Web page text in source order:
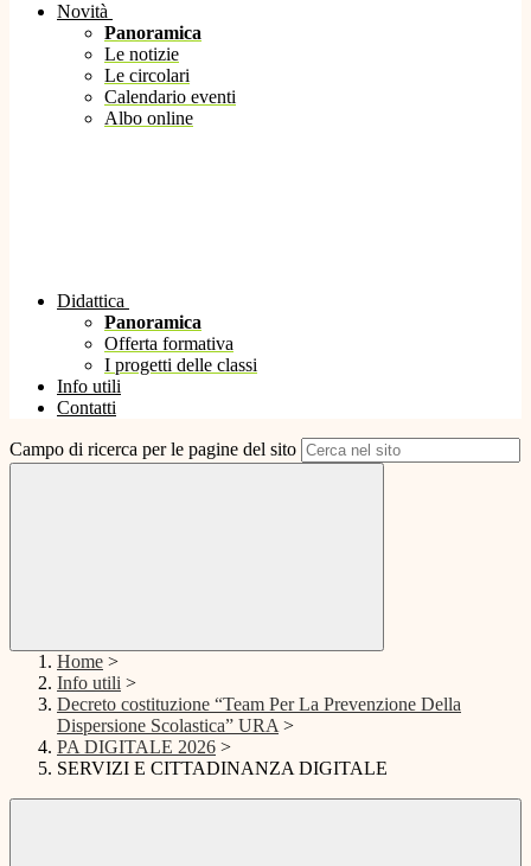
Novità
Panoramica
Le notizie
Le circolari
Calendario eventi
Albo online
Didattica
Panoramica
Offerta formativa
I progetti delle classi
Info utili
Contatti
Campo di ricerca per le pagine del sito
Home >
Info utili >
Decreto costituzione “Team Per La Prevenzione Della
Dispersione Scolastica” URA >
PA DIGITALE 2026 >
SERVIZI E CITTADINANZA DIGITALE